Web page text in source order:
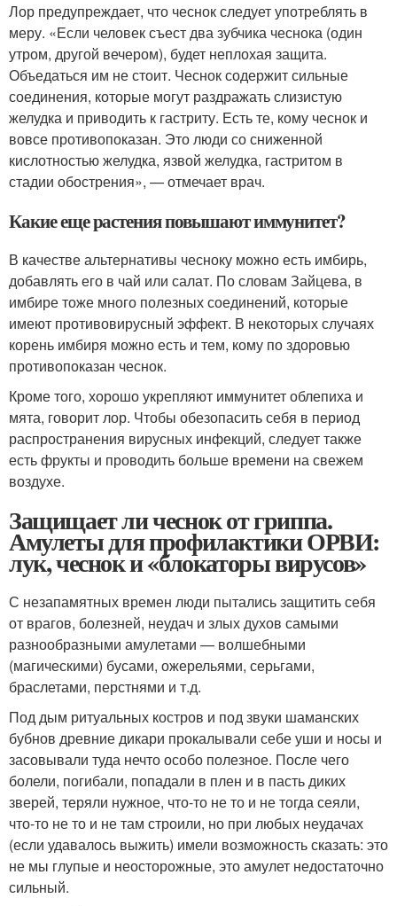
Лор предупреждает, что чеснок следует употреблять в
меру. «Если человек съест два зубчика чеснока (один
утром, другой вечером), будет неплохая защита.
Объедаться им не стоит. Чеснок содержит сильные
соединения, которые могут раздражать слизистую
желудка и приводить к гастриту. Есть те, кому чеснок и
вовсе противопоказан. Это люди со сниженной
кислотностью желудка, язвой желудка, гастритом в
стадии обострения», — отмечает врач.
Какие еще растения повышают иммунитет?
В качестве альтернативы чесноку можно есть имбирь,
добавлять его в чай или салат. По словам Зайцева, в
имбире тоже много полезных соединений, которые
имеют противовирусный эффект. В некоторых случаях
корень имбиря можно есть и тем, кому по здоровью
противопоказан чеснок.
Кроме того, хорошо укрепляют иммунитет облепиха и
мята, говорит лор. Чтобы обезопасить себя в период
распространения вирусных инфекций, следует также
есть фрукты и проводить больше времени на свежем
воздухе.
Защищает ли чеснок от гриппа.
Амулеты для профилактики ОРВИ:
лук, чеснок и «блокаторы вирусов»
С незапамятных времен люди пытались защитить себя
от врагов, болезней, неудач и злых духов самыми
разнообразными амулетами — волшебными
(магическими) бусами, ожерельями, серьгами,
браслетами, перстнями и т.д.
Под дым ритуальных костров и под звуки шаманских
бубнов древние дикари прокалывали себе уши и носы и
засовывали туда нечто особо полезное. После чего
болели, погибали, попадали в плен и в пасть диких
зверей, теряли нужное, что-то не то и не тогда сеяли,
что-то не то и не там строили, но при любых неудачах
(если удавалось выжить) имели возможность сказать: это
не мы глупые и неосторожные, это амулет недостаточно
сильный.